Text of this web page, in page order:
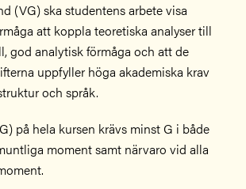
(VG) ska studentens arbete visa
att koppla teoretiska analyser till
god analytisk förmåga och att de
uppfyller höga akademiska krav
och språk.
på hela kursen krävs minst G i både
moment samt närvaro vid alla